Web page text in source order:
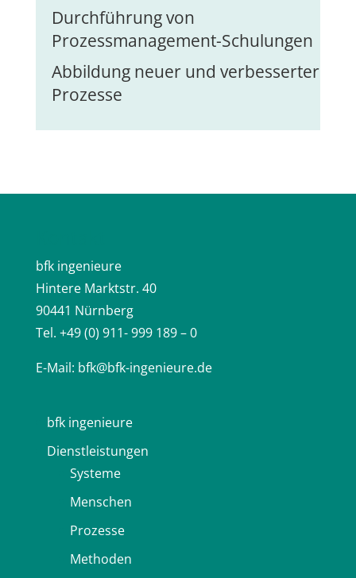
Durchführung von
Prozessmanagement-Schulungen
Abbildung neuer und verbesserter
Prozesse
bfk ingenieure
Hintere Marktstr. 40
90441 Nürnberg
Tel. +49 (0) 911- 999 189 – 0
E-Mail: bfk@bfk-ingenieure.de
bfk ingenieure
Dienstleistungen
Systeme
Menschen
Prozesse
Methoden